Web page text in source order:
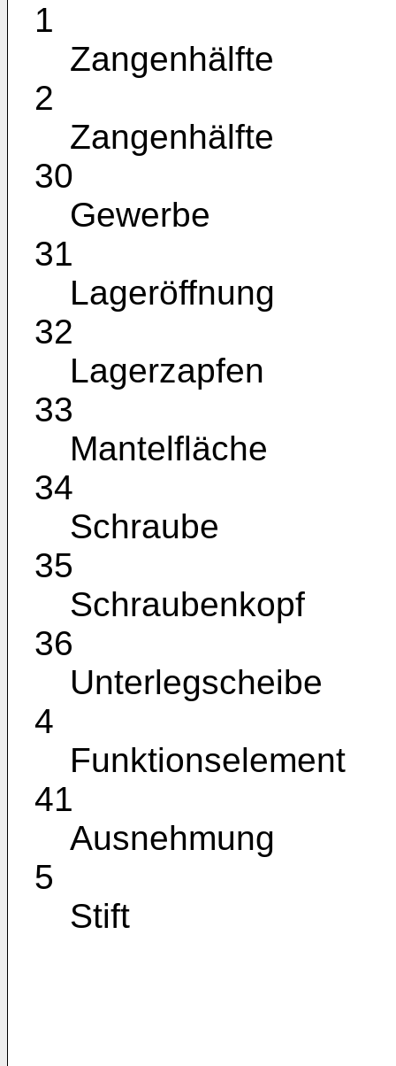
1
Zangenhälfte
2
Zangenhälfte
30
Gewerbe
31
Lageröffnung
32
Lagerzapfen
33
Mantelfläche
34
Schraube
35
Schraubenkopf
36
Unterlegscheibe
4
Funktionselement
41
Ausnehmung
5
Stift